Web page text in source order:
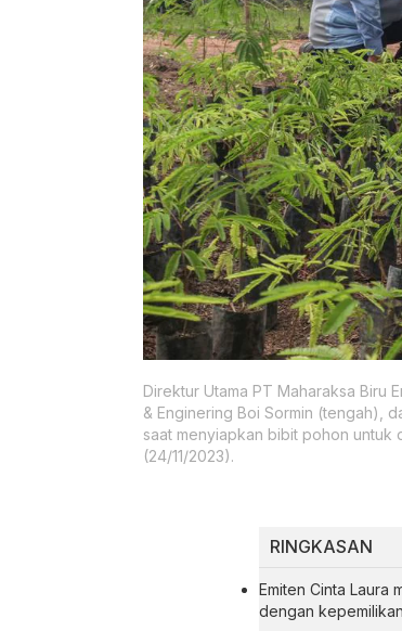
Direktur Utama PT Maharaksa Biru
& Enginering Boi Sormin (tengah),
saat menyiapkan bibit pohon untuk
(24/11/2023).
RINGKASAN
Emiten Cinta Laura
dengan